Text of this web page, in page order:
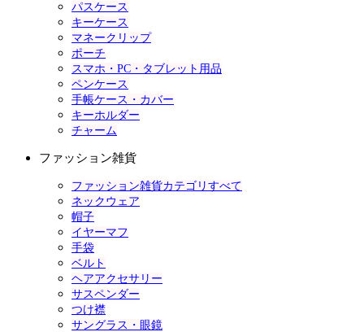
パスケース
キーケース
マネークリップ
ポーチ
スマホ・PC・タブレット用品
ペンケース
手帳ケース・カバー
キーホルダー
チャーム
ファッション雑貨
ファッション雑貨カテゴリすべて
ネックウェア
帽子
イヤーマフ
手袋
ベルト
ヘアアクセサリー
サスペンダー
つけ襟
サングラス・眼鏡